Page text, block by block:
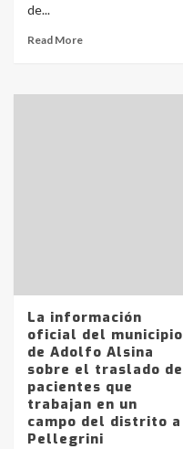
de...
Read More
La información
oficial del municipio
de Adolfo Alsina
sobre el traslado de
pacientes que
trabajan en un
campo del distrito a
Pellegrini